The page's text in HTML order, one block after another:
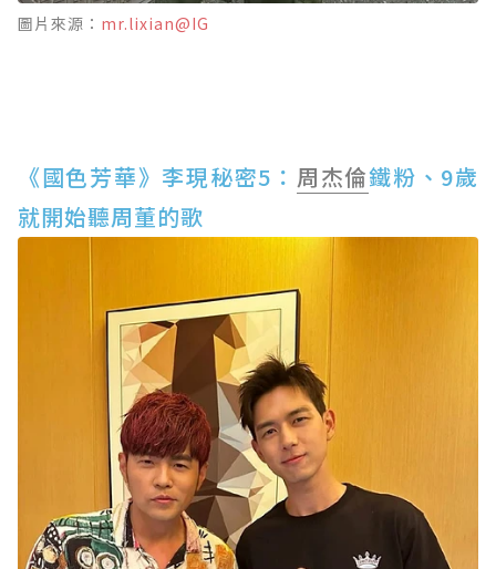
圖片來源： mr.lixian@IG
《國色芳華》李現秘密5： 周杰倫鐵粉、9歲
就開始聽周董的歌